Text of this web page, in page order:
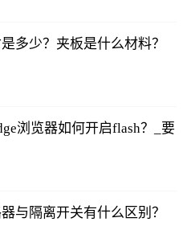
多少？夹板是什么材料？
浏览器如何开启flash？_要
与隔离开关有什么区别？